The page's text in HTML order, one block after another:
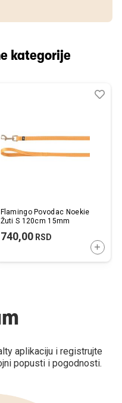
kategorije
U KORPU
Flamingo Povodac Noekie
Žuti S 120cm 15mm
740,00RSD
aplikaciju i registrujte
popusti i pogodnosti.